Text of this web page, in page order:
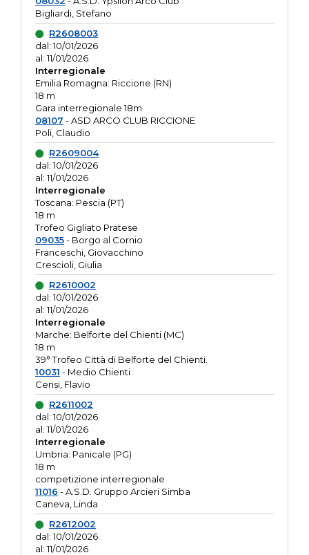
Bigliardi, Stefano
R2608003
dal: 10/01/2026
al: 11/01/2026
Interregionale
Emilia Romagna: Riccione (RN)
18 m
Gara interregionale 18m
08107 - ASD ARCO CLUB RICCIONE
Poli, Claudio
R2609004
dal: 10/01/2026
al: 11/01/2026
Interregionale
Toscana: Pescia (PT)
18 m
Trofeo Gigliato Pratese
09035- Borgo al Cornio
Franceschi, Giovacchino
Crescioli, Giulia
R2610002
dal: 10/01/2026
al: 11/01/2026
Interregionale
Marche: Belforte del Chienti (MC)
18 m
39° Trofeo Città di Belforte del Chienti.
10031 - Medio Chienti
Censi, Flavio
R2611002
dal: 10/01/2026
al: 11/01/2026
Interregionale
Umbria: Panicale (PG)
18 m
competizione interregionale
11016 - A.S.D. Gruppo Arcieri Simba
Caneva, Linda
R2612002
dal: 10/01/2026
al: 11/01/2026